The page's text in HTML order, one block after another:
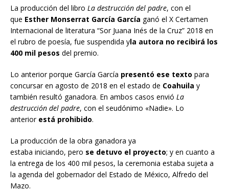
La producción del libro La destrucción del padre, con el
que Esther Monserrat García García ganó el X Certamen
Internacional de literatura “Sor Juana Inés de la Cruz” 2018 en
el rubro de poesía, fue suspendida yla autora no recibirá los
400 mil pesos del premio.
Lo anterior porque García García presentó ese texto para
concursar en agosto de 2018 en el estado de Coahuila y
también resultó ganadora. En ambos casos envió La
destrucción del padre, con el seudónimo «Nadie». Lo
anterior está prohibido.
La producción de la obra ganadora ya
estaba iniciando, pero se detuvo el proyecto; y en cuanto a
la entrega de los 400 mil pesos, la ceremonia estaba sujeta a
la agenda del gobernador del Estado de México, Alfredo del
Mazo.